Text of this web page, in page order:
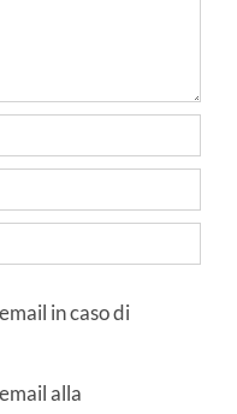
in caso di
alla